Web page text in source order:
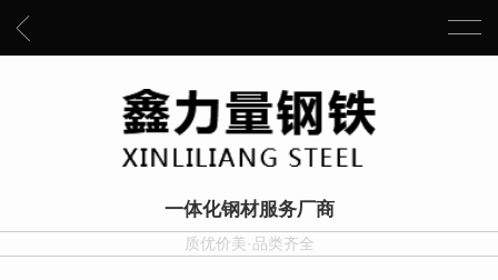
一体化钢材服务厂商
质优价美·品类齐全